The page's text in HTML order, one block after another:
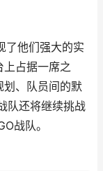
了他们强大的实
上占据一席之
划、队员间的默
队还将继续挑战
战队。